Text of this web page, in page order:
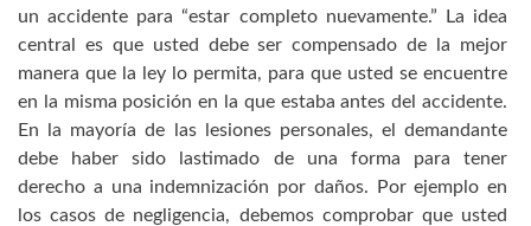
un accidente para “estar completo nuevamente.” La idea
central es que usted debe ser compensado de la mejor
manera que la ley lo permita, para que usted se encuentre
en la misma posición en la que estaba antes del accidente.
En la mayoría de las lesiones personales, el demandante
debe haber sido lastimado de una forma para tener
derecho a una indemnización por daños. Por ejemplo en
los casos de negligencia, debemos comprobar que usted